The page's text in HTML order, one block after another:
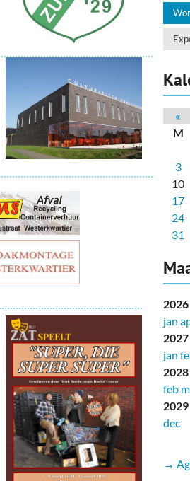
Bedrijventerreinen
Bedrijven in de Regio Zuidhorn
«
M
3
10
17
24
31
2026
jan
2027
jan
2028
feb
2029
dec
→